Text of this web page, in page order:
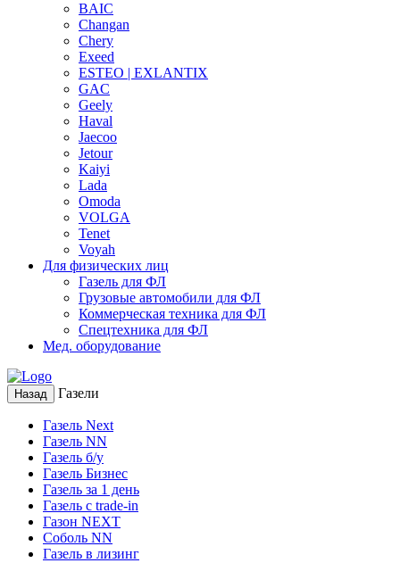
BAIC
Changan
Chery
Exeed
ESTEO | EXLANTIX
GAC
Geely
Haval
Jaecoo
Jetour
Kaiyi
Lada
Omoda
VOLGA
Tenet
Voyah
Для физических лиц
Газель для ФЛ
Грузовые автомобили для ФЛ
Коммерческая техника для ФЛ
Спецтехника для ФЛ
Мед. оборудование
Назад Газели
Газель Next
Газель NN
Газель б/у
Газель Бизнес
Газель за 1 день
Газель с trade-in
Газон NEXT
Соболь NN
Газель в лизинг